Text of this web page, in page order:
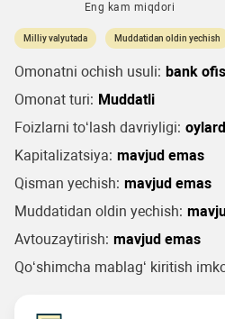
Eng kam miqdori
Milliy valyutada Muddatidan oldin yechish
Omonatni ochish usuli: bank
Omonat turi: Muddatli
Foizlarni to‘lash davriyligi:
Kapitalizatsiya: mavjud emas
Qisman yechish: mavjud emas
Muddatidan oldin yechish:
Avtouzaytirish: mavjud emas
Qo‘shimcha mablag‘ kiritish